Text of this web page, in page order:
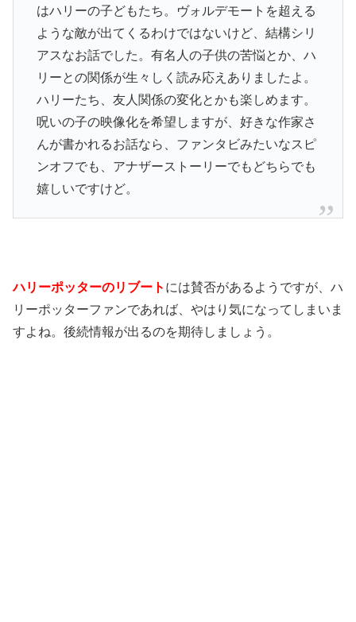
はハリーの子どもたち。ヴォルデモートを超える
ような敵が出てくるわけではないけど、結構シリ
アスなお話でした。有名人の子供の苦悩とか、ハ
リーとの関係が生々しく読み応えありましたよ。
ハリーたち、友人関係の変化とかも楽しめます。
呪いの子の映像化を希望しますが、好きな作家さ
んが書かれるお話なら、ファンタビみたいなスピ
ンオフでも、アナザーストーリーでもどちらでも
嬉しいですけど。
ハリーポッターのリブート には賛否があるようですが、ハ
リーポッターファンであれば、やはり気になってしまいま
すよね。後続情報が出るのを期待しましょう。